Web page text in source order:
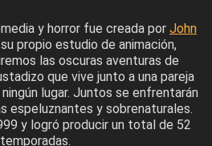
y horror fue creada por John
propio estudio de animación,
las oscuras aventuras de
que vive junto a una pareja
lugar. Juntos se enfrentarán
espeluznantes y sobrenaturales.
y logró producir un total de 52